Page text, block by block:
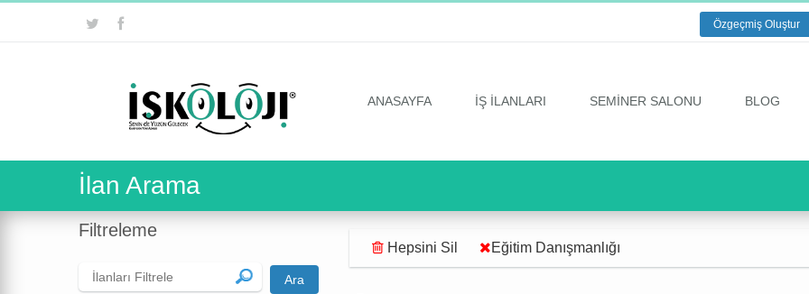
Özgeçmiş Oluştur
ANASAYFA İŞ İLANLARI SEMİNER SALONU BLOG
İlan Arama
Filtreleme
Hepsini Sil Eğitim Danışmanlığı